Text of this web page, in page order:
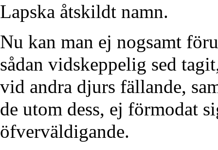
Lapska åtskildt namn.
Nu kan man ej nogsamt
sådan vidskeppelig sed
vid andra djurs fällande,
de utom dess, ej förmodat
öfverväldigande.